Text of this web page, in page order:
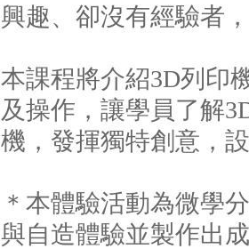
興趣、卻沒有經驗者
本課程將介紹3D列印
及操作，讓學員了解
機，發揮獨特創意，
＊本體驗活動為微學
與自造體驗並製作出